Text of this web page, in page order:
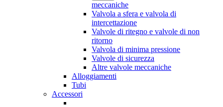
meccaniche
Valvola a sfera e valvola di
intercettazione
Valvole di ritegno e valvole di non
ritorno
Valvola di minima pressione
Valvole di sicurezza
Altre valvole meccaniche
Alloggiamenti
Tubi
Accessori